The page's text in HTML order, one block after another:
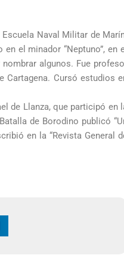
Naval Militar de
el minador “Neptuno”, en
nombrar algunos. Fue
Cartagena. Cursó estudios
de Llanza, que participó en
de Borodino publicó
en la “Revista General